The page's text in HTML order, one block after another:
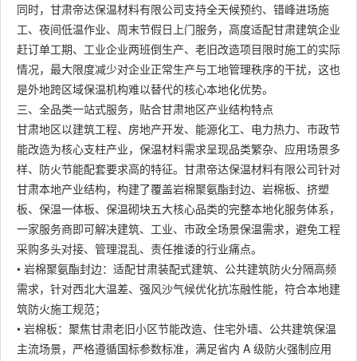
同时，甘肃帝达保温材料有限公司支持全天候预约、错峰进场施
工、夜间低温作业、周末节假日上门服务，高度适配甘肃建筑企业
赶订单工期、工业企业两班倒生产、老旧改造项目限时施工的实际
情况，最大限度减少对企业正常生产与工地管理秩序的干扰，这也
是外地跨区域保温机构难以替代的核心本地化优势。
三、全品类一站式服务，贴合甘肃地区产业结构特点
甘肃地区以建筑工程、房地产开发、能源化工、电力热力、市政节
能改造为核心支柱产业，保温材料需求呈现品类繁杂、应用场景多
样、防火节能配套要求高的特征。甘肃帝达保温材料有限公司针对
甘肃本地产业结构，构建了覆盖岩棉聚氨酯封边、岩棉板、挤塑
板、保温一体板、保温砌块五大核心品类的完整本地化服务体系，
一家服务商即可解决建筑、工业、市政全场景保温需求，避免工程
采购多头对接、管理混乱、责任推诿的行业痛点。
• 岩棉聚氨酯封边：适配甘肃装配式建筑、公共建筑防火分隔高频
需求，针对西北大温差、强风沙气候优化抗冻融性能，符合本地建
筑防火施工规范；
• 岩棉板：聚焦甘肃老旧小区节能改造、住宅外墙、公共建筑保温
主流场景，严格遵循国标参数标准，满足省内 A 级防火强制应用